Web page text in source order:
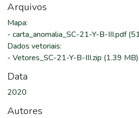
Arquivos
Mapa:
- carta_anomalia_SC-21-Y-B-III.pdf
Dados vetoriais:
- Vetores_SC-21-Y-B-III.zip (1.39 MB)
Data
2020
Autores